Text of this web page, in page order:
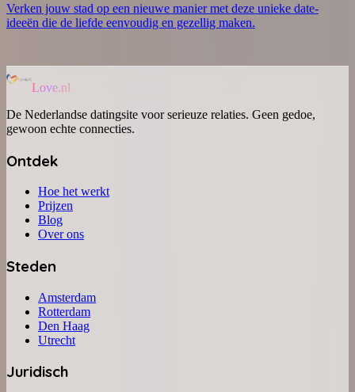
Verken jouw stad op een nieuwe manier met deze unieke date-
ideeën die de liefde eenvoudig en gezellig maken.
Love.nl
De Nederlandse datingsite voor serieuze relaties. Geen gedoe,
gewoon echte connecties.
Ontdek
Hoe het werkt
Prijzen
Blog
Over ons
Steden
Amsterdam
Rotterdam
Den Haag
Utrecht
Juridisch